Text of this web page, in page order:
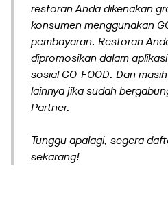
restoran Anda dikenakan
konsumen menggunakan
pembayaran. Restoran
dipromosikan dalam
sosial GO-FOOD. Dan
lainnya jika sudah
Partner.
Tunggu apalagi, segera
sekarang!